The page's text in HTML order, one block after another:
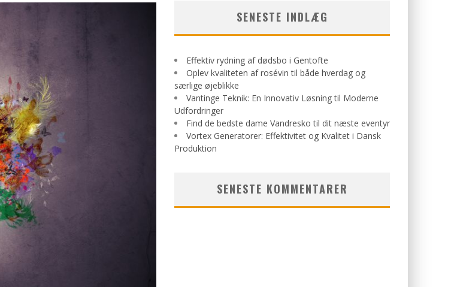
SENESTE INDLÆG
Effektiv rydning af dødsbo i Gentofte
Oplev kvaliteten af rosévin til både hverdag og
særlige øjeblikke
Vantinge Teknik: En Innovativ Løsning til Moderne
Udfordringer
Find de bedste dame Vandresko til dit næste eventyr
Vortex Generatorer: Effektivitet og Kvalitet i Dansk
Produktion
SENESTE KOMMENTARER